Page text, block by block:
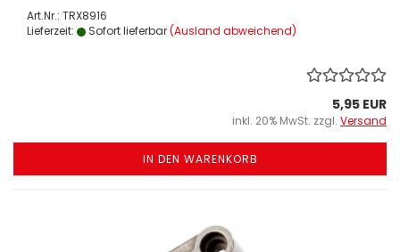
Art.Nr.: TRX8916
Lieferzeit:
Sofort lieferbar(Ausland abweichend)
5,95 EUR
inkl. 20% MwSt. zzgl. Versand
IN DEN WARENKORB